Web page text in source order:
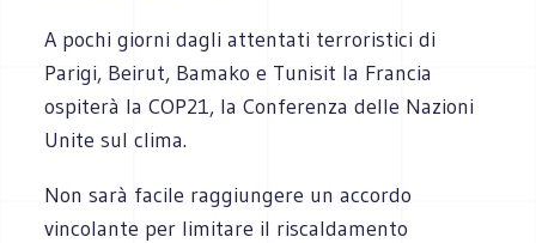
A pochi giorni dagli attentati terroristici di
Parigi, Beirut, Bamako e Tunisit la Francia
ospiterà la COP21, la Conferenza delle Nazioni
Unite sul clima.
Non sarà facile raggiungere un accordo
vincolante per limitare il riscaldamento